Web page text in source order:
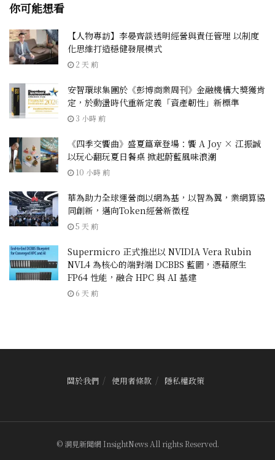
你可能想看
【人物專訪】李晏齊談透明經營與責任管理 以制度
化思維打造穩健發展模式
2 天 前
安智環球集團於《彭博商業周刊》金融機構大獎獲肯
定，於動盪時代重新定義「資產韌性」新標準
3 小時 前
《四季交饗曲》盛夏篇章登場：饗 A Joy × 江振誠
以玩心翻玩夏日餐桌 掀起蔚藍風味浪潮
10 小時 前
華為助力全球運營商以網為基，以智為翼，業網算協
同創新，邁向Token經營新徵程
5 天 前
Supermicro 正式推出以 NVIDIA Vera Rubin
NVL4 為核心的端對端 DCBBS 藍圖，憑藉原生
FP64 性能，融合 HPC 與 AI 基建
6 天 前
關於我們 使用者條款 隱私權政策
© 洞見新聞網 InsightNews All rights Reserved.